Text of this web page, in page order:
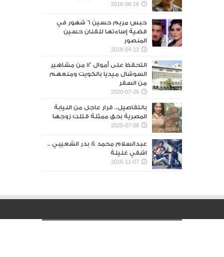
2016-06-16
حبس مريم حسين 6 شهور في
قضية إساءتها للفنان حسين
المنصور‎
2018-04-13
التحفظ على أموال 12 من مشاهير
السوشال ميديا بالكويت ومنعهم
من السفر
2020-07-26
بالتفاصيل.. قرار عاجل من النيابة
المصرية بحق ممثلة قتلت زوجها
2020-07-08
عبدالسلام محمد & بدر الشعيبي ..
اشفي غليلة
2016-11-07